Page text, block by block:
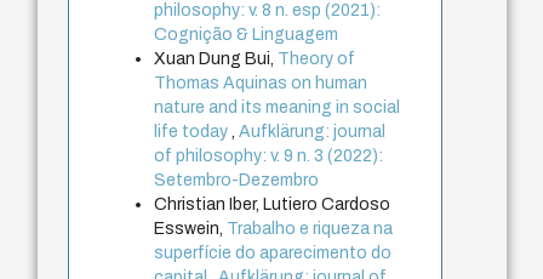
philosophy: v. 8 n. esp (2021):
Cognição & Linguagem
Xuan Dung Bui, Theory of
Thomas Aquinas on human
nature and its meaning in social
life today,Aufklärung: journal
of philosophy: v. 9 n. 3 (2022):
Setembro-Dezembro
Christian Iber, Lutiero Cardoso
Esswein, Trabalho e riqueza na
superfície do aparecimento do